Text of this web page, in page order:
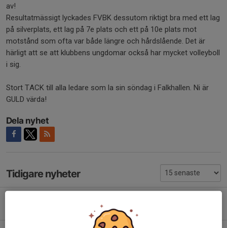
av!
Resultatmässigt lyckades FVBK dessutom riktigt bra med ett lag
på silverplats, ett lag på 7e plats och ett på 10e plats mot
motstånd som ofta var både längre och hårdslående. Det är
härligt att se att klubbens ungdomar också har mycket volleyboll
i sig.
Stort TACK till alla ledare som la sin söndag i Falkhallen. Ni är
GULD värda!
Dela nyhet
Tidigare nyheter